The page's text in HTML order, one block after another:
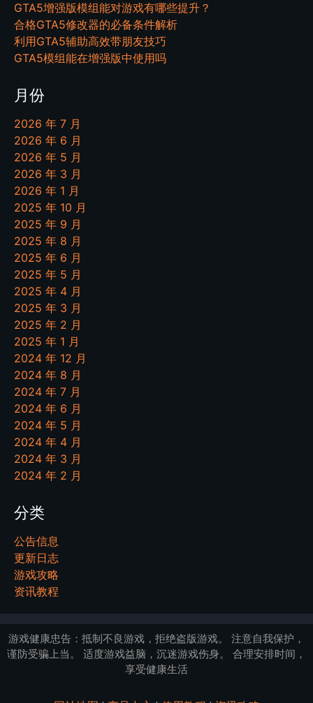
GTA5增强版模组能对游戏有哪些提升？
合格GTA5修改器的必备条件解析
利用GTA5辅助高效带朋友技巧
GTA5模组能在增强版中使用吗
月份
2026 年 7 月
2026 年 6 月
2026 年 5 月
2026 年 3 月
2026 年 1 月
2025 年 10 月
2025 年 9 月
2025 年 8 月
2025 年 6 月
2025 年 5 月
2025 年 4 月
2025 年 3 月
2025 年 2 月
2025 年 1 月
2024 年 12 月
2024 年 8 月
2024 年 7 月
2024 年 6 月
2024 年 5 月
2024 年 4 月
2024 年 3 月
2024 年 2 月
分类
公告信息
更新日志
游戏攻略
资讯教程
游戏健康忠告：抵制不良游戏，拒绝盗版游戏。 注意自我保护，
谨防受骗上当。 适度游戏益脑，沉迷游戏伤身。 合理安排时间，
享受健康生活